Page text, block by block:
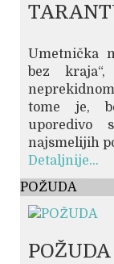
Umetnička
bez
tome je,
uporedivo
najsmelijih
Detaljnije...
POŽUDA
POŽUDA